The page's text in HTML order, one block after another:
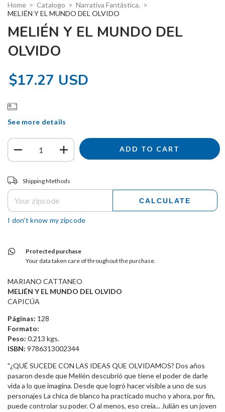
Home > Catalogo > Narrativa Fantástica. >
MELIÉN Y EL MUNDO DEL OLVIDO
MELIÉN Y EL MUNDO DEL
OLVIDO
$17.27 USD
See more details
Shipping for zipcode:
Shipping Methods
CALCULATE
I don't know my zipcode
Protected purchase
Your data taken care of throughout the purchase.
MARIANO CATTANEO
MELIÉN Y EL MUNDO DEL OLVIDO
CAPICÚA
Páginas: 128
Formato:
Peso: 0.213 kgs.
ISBN: 9786313002344
"¿QUÉ SUCEDE CON LAS IDEAS QUE OLVIDAMOS? Dos años
pasaron desde que Melién descubrió que tiene el poder de darle
vida a lo que imagina. Desde que logró hacer visible a uno de sus
personajes La chica de blanco ha practicado mucho y ahora, por fin,
puede controlar su poder. O al menos, eso creía... Julián es un joven